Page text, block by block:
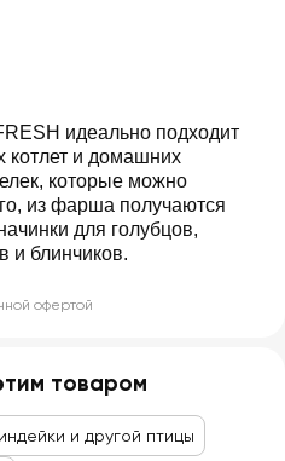
идеально подходит
котлет и домашних
которые можно
из фарша получаются
для голубцов,
и блинчиков.
офертой
товаром
и другой птицы